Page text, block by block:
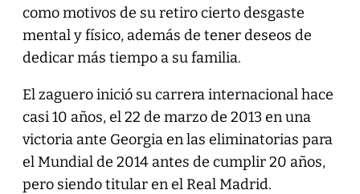
como motivos de su retiro cierto desgaste
mental y físico, además de tener deseos de
dedicar más tiempo a su familia.
El zaguero inició su carrera internacional hace
casi 10 años, el 22 de marzo de 2013 en una
victoria ante Georgia en las eliminatorias para
el Mundial de 2014 antes de cumplir 20 años,
pero siendo titular en el Real Madrid.